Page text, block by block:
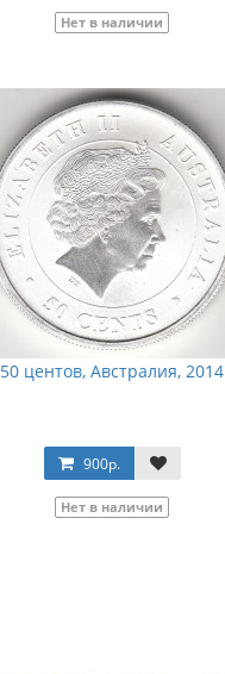
Нет в наличии
50 центов, Австралия, 2014
900р.
Нет в наличии